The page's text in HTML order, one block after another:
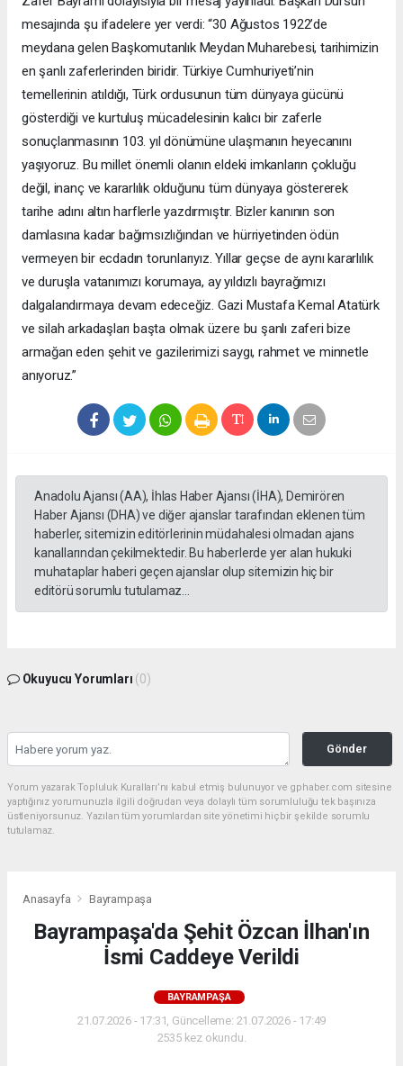
mesajında şu ifadelere yer verdi: “30 Ağustos 1922’de
meydana gelen Başkomutanlık Meydan Muharebesi, tarihimizin
en şanlı zaferlerinden biridir. Türkiye Cumhuriyeti’nin
temellerinin atıldığı, Türk ordusunun tüm dünyaya gücünü
gösterdiği ve kurtuluş mücadelesinin kalıcı bir zaferle
sonuçlanmasının 103. yıl dönümüne ulaşmanın heyecanını
yaşıyoruz. Bu millet önemli olanın eldeki imkanların çokluğu
değil, inanç ve kararlılık olduğunu tüm dünyaya göstererek
tarihe adını altın harflerle yazdırmıştır. Bizler kanının son
damlasına kadar bağımsızlığından ve hürriyetinden ödün
vermeyen bir ecdadın torunlarıyız. Yıllar geçse de aynı kararlılık
ve duruşla vatanımızı korumaya, ay yıldızlı bayrağımızı
dalgalandırmaya devam edeceğiz. Gazi Mustafa Kemal Atatürk
ve silah arkadaşları başta olmak üzere bu şanlı zaferi bize
armağan eden şehit ve gazilerimizi saygı, rahmet ve minnetle
anıyoruz.”
Anadolu Ajansı (AA), İhlas Haber Ajansı (İHA), Demirören
Haber Ajansı (DHA) ve diğer ajanslar tarafından eklenen tüm
haberler, sitemizin editörlerinin müdahalesi olmadan ajans
kanallarından çekilmektedir. Bu haberlerde yer alan hukuki
muhataplar haberi geçen ajanslar olup sitemizin hiç bir
editörü sorumlu tutulamaz...
Okuyucu Yorumları (0)
Gönder
Yorum yazarak Topluluk Kuralları’nı kabul etmiş bulunuyor ve gphaber.com sitesine
yaptığınız yorumunuzla ilgili doğrudan veya dolaylı tüm sorumluluğu tek başınıza
üstleniyorsunuz. Yazılan tüm yorumlardan site yönetimi hiçbir şekilde sorumlu
tutulamaz.
Anasayfa Bayrampaşa
Bayrampaşa'da Şehit Özcan İlhan'ın
İsmi Caddeye Verildi
BAYRAMPAŞA
21.07.2026 - 17:31, Güncelleme: 21.07.2026 - 17:49
2535 kez okundu.